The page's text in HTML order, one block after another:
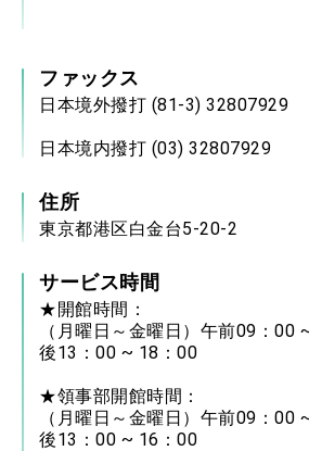
ファックス
日本境外撥打 (81-3) 32807929
日本境内撥打 (03) 32807929
住所
東京都港区白金台5-20-2
サービス時間
★開館時間：
（月曜日～金曜日）午前09：00
後13：00 ~ 18：00
★領事部開館時間：
（月曜日～金曜日）午前09：00
後13：00 ~ 16：00